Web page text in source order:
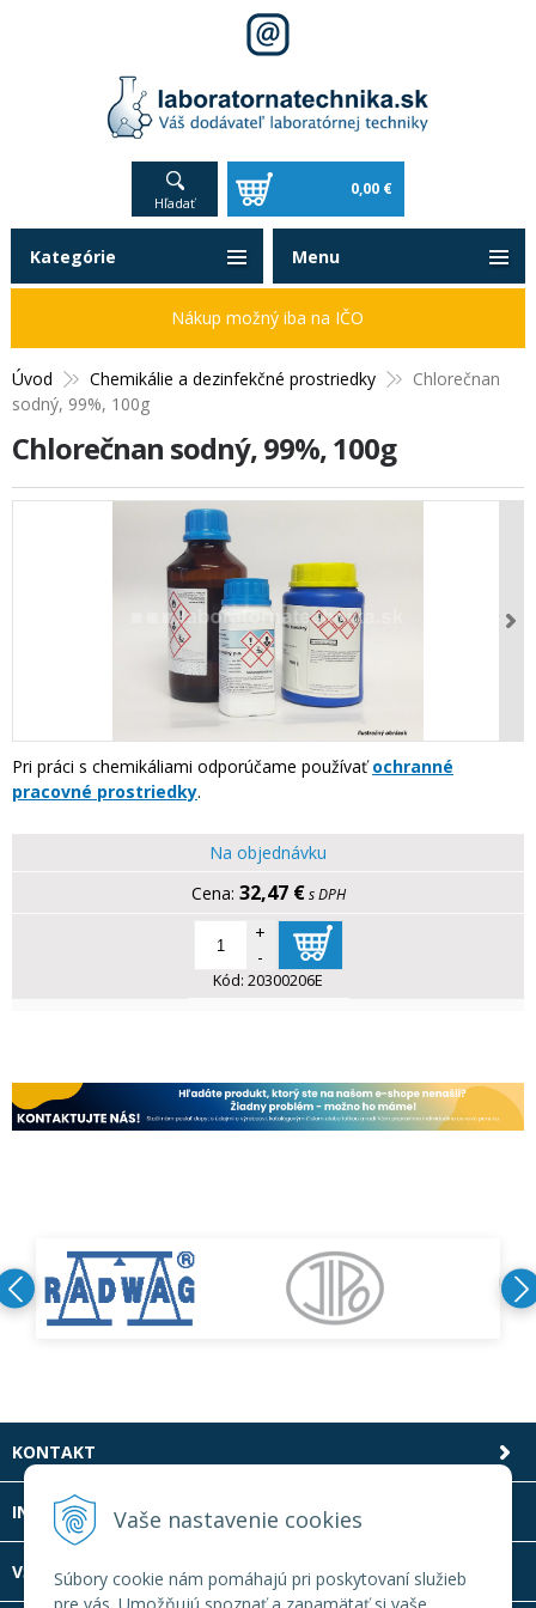
Vaše nastavenie cookies
Súbory cookie nám pomáhajú pri poskytovaní služieb
Hľadať
0,00 €
Úvod Chemikálie a dezinfekčné prostriedky
Chlorečnan
sodný, 99%, 100g
Chlorečnan sodný, 99%, 100g
Pri práci s chemikáliami odporúčame používaťochranné
pracovné prostriedky.
Na objednávku
32,47 € s DPH
+
-
Kód: 20300206E
Kategórie
Nákup možný iba na IČO
Menu
KONTAKT
INFOLINKA
VŠETKO O NÁKUPE